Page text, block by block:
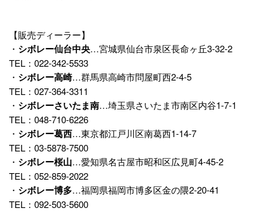
【販売ディーラー】
・ シボレー仙台中央…宮城県仙台市泉区長命ヶ丘3-32-2
TEL：022-342-5533
・ シボレー高崎…群馬県高崎市問屋町西2-4-5
TEL：027-364-3311
・ シボレーさいたま南…埼玉県さいたま市南区内谷1-7-1
TEL：048-710-6226
・ シボレー葛西…東京都江戸川区南葛西1-14-7
TEL：03-5878-7500
・ シボレー桜山…愛知県名古屋市昭和区広見町4-45-2
TEL：052-859-2022
・ シボレー博多…福岡県福岡市博多区金の隈2-20-41
TEL：092-503-5600